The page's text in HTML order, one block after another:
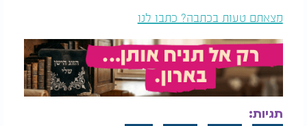
האחרונות. ההערכה היא כי בטהרן עשויים לנסות פעם
נוספת לבסס משוואת תגובה לאירועים מסוג זה.
ברקע הדברים עומדים אירועי השבוע שעבר, אז לאחר
תקיפה ישראלית בדאחייה שוגרו טילים לעבר ישראל
על ידי איראן, מה שהוביל בהמשך לתגובה ישראלית
ממוקדת בשטח איראן.
מצאתם טעות בכתבה? כתבו לנו
תגיות: